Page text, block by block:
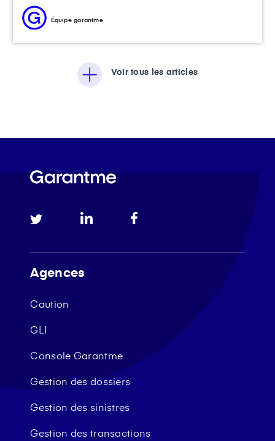
Équipe garantme
Voir tous les articles
Agences
Caution
GLI
Console Garantme
Gestion des dossiers
Gestion des sinistres
Gestion des transactions